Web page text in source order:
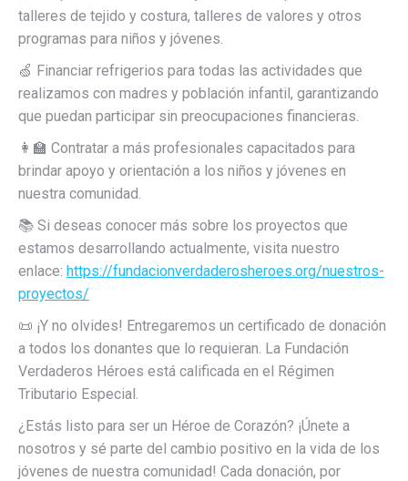
talleres de tejido y costura, talleres de valores y otros
programas para niños y jóvenes.
🍏 Financiar refrigerios para todas las actividades que
realizamos con madres y población infantil, garantizando
que puedan participar sin preocupaciones financieras.
👩‍🏫 Contratar a más profesionales capacitados para
brindar apoyo y orientación a los niños y jóvenes en
nuestra comunidad.
📚 Si deseas conocer más sobre los proyectos que
estamos desarrollando actualmente, visita nuestro
enlace: https://fundacionverdaderosheroes.org/nuestros-
proyectos/
📜 ¡Y no olvides! Entregaremos un certificado de donación
a todos los donantes que lo requieran. La Fundación
Verdaderos Héroes está calificada en el Régimen
Tributario Especial.
¿Estás listo para ser un Héroe de Corazón? ¡Únete a
nosotros y sé parte del cambio positivo en la vida de los
jóvenes de nuestra comunidad! Cada donación, por